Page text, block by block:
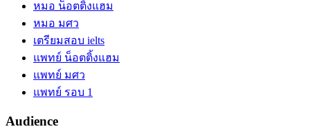
หมอ น็อตติ้งแฮม
หมอ มศว
เตรียมสอบ ielts
แพทย์ น็อตติ้งแฮม
แพทย์ มศว
แพทย์ รอบ 1
Audience